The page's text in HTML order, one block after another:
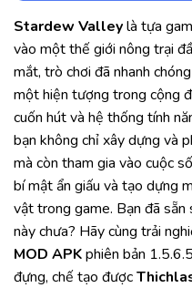
Stardew Valleylà tựa
vào một thế giới nông trại
mắt, trò chơi đã nhanh
một hiện tượng trong cộng
cuốn hút và hệ thống tính
bạn không chỉ xây dựng và
mà còn tham gia vào cuộc
bí mật ẩn giấu và tạo dựng
vật trong game. Bạn đã sẵn
này chưa? Hãy cùng trải
MOD APKphiên bản
đựng, chế tạo được